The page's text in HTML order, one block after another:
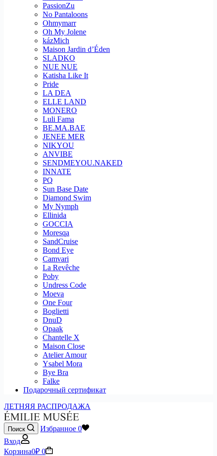
PassionZu
No Pantaloons
Ohmymarr
Oh My Jolene
kázMich
Maison Jardin d’Éden
SLADKO
NUE NUE
Katisha Like It
Pride
LA DEA
ELLE LAND
MONERO
Luli Fama
BE.MA.BAE
JENEE MER
NIKYOU
ANVIBE
SENDMEYOU.NAKED
INNATE
PQ
Sun Base Date
Diamond Swim
My Nymph
Ellinida
GOCCIA
Moresqa
SandCruise
Bond Eye
Camvari
La Revêche
Poby
Undress Code
Moeva
One Four
Boglietti
DnuD
Opaak
Chantelle X
Maison Close
Atelier Amour
Ysabel Mora
Bye Bra
Falke
Подарочный сертификат
ЛЕТНЯЯ РАСПРОДАЖА
Поиск Избранное 0
Вход
Корзина0₽ 0